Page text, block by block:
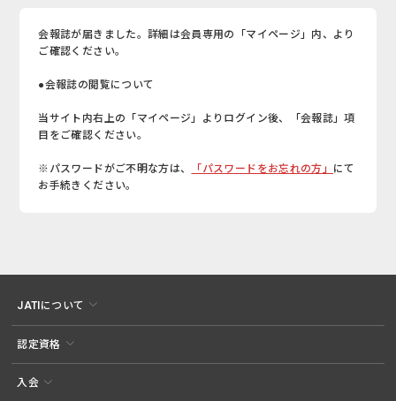
会報誌が届きました。詳細は会員専用の「マイページ」内、より
ご確認ください。
●会報誌の閲覧について
当サイト内右上の「マイページ」よりログイン後、「会報誌」項
目をご確認ください。
※パスワードがご不明な方は、 「パスワードをお忘れの方」 にて
お手続きください。
JATIについて
認定資格
入会